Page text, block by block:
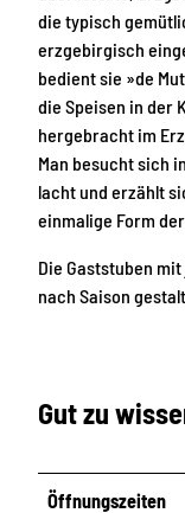
die typisch
erzgebirgisch
bedient sie »de
die Speisen in der
hergebracht im
Man besucht sich
lacht und erzählt
einmalige Form
Die Gaststuben
nach Saison
Gut zu
Öffnungszeiten